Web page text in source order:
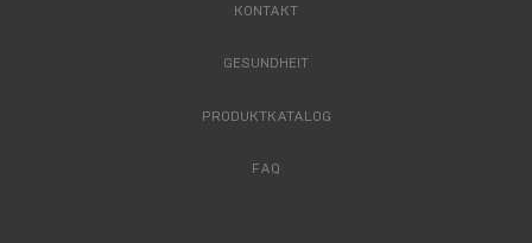
KONTAKT
GESUNDHEIT
PRODUKTKATALOG
FAQ